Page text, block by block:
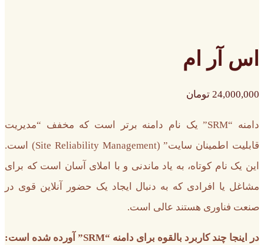
اس آر ام
24,000,000 تومان
دامنه “SRM” یک نام دامنه برتر است که مخفف “مدیریت
قابلیت اطمینان سایت” (Site Reliability Management) است.
این یک نام کوتاه، به یاد ماندنی و با املای آسان است که برای
مشاغل یا افرادی که به دنبال ایجاد یک حضور آنلاین قوی در
صنعت فناوری هستند عالی است.
در اینجا چند کاربرد بالقوه برای دامنه “SRM” آورده شده است: